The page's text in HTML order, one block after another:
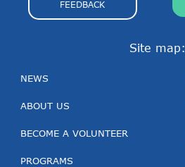
Site map:
NEWS
ABOUT US
BECOME A VOLUNTEER
PROGRAMS
FEEDBACK